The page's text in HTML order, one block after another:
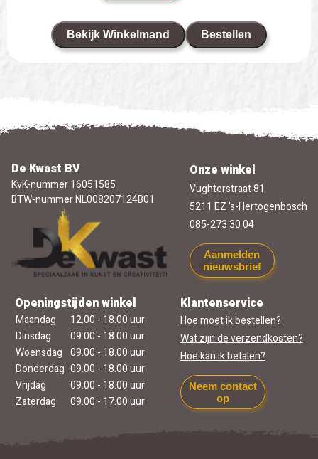
Bekijk Winkelmand Bestellen
De Kwast BV
KvK-nummer 16051585
BTW-nummer NL008207124B01
Onze winkel
Vughterstraat 81
5211 EZ 's-Hertogenbosch
085-273 30 04
Aanmelden
nieuwsbrief
Openingstijden winkel
Maandag
12.00 - 18.00 uur
Dinsdag
09.00 - 18.00 uur
Woensdag 09.00 - 18.00 uur
Donderdag 09.00 - 18.00 uur
Vrijdag
09.00 - 18.00 uur
Zaterdag
09.00 - 17.00 uur
Klantenservice
Hoe moet ik bestellen?
Wat zijn de verzendkosten?
Hoe kan ik betalen?
Neem contact
op